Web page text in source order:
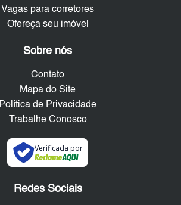
Vagas para corretores
Ofereça seu imóvel
Sobre nós
Contato
Mapa do Site
Política de Privacidade
Trabalhe Conosco
Verificada por
Redes Sociais